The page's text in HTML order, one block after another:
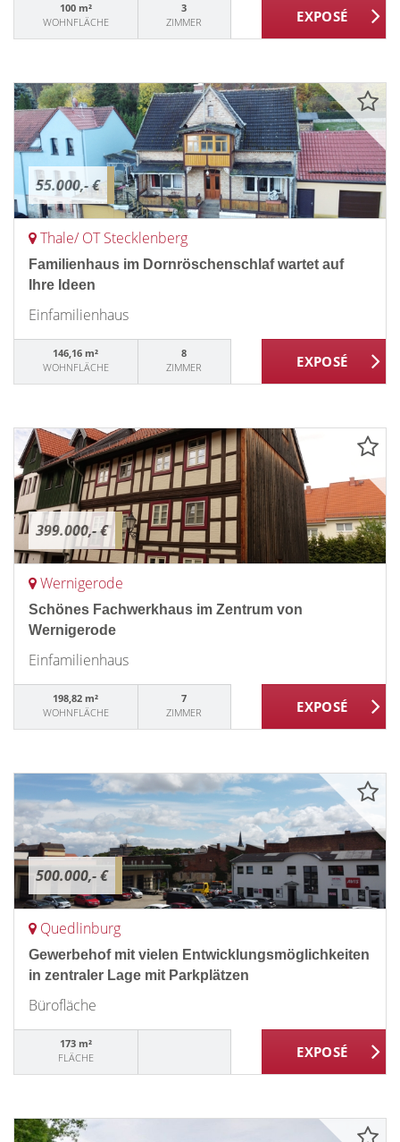
100 m²
WOHNFLÄCHE
3
ZIMMER
55.000,- €
Thale/ OT Stecklenberg
Familienhaus im Dornröschenschlaf wartet auf
Ihre Ideen
Einfamilienhaus
146,16 m²
WOHNFLÄCHE
8
ZIMMER
399.000,- €
Wernigerode
Schönes Fachwerkhaus im Zentrum von
Wernigerode
Einfamilienhaus
198,82 m²
WOHNFLÄCHE
7
ZIMMER
500.000,- €
Quedlinburg
Gewerbehof mit vielen Entwicklungsmöglichkeiten
in zentraler Lage mit Parkplätzen
Bürofläche
173 m²
FLÄCHE